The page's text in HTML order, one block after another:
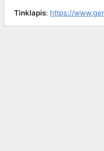
Tinklapis: https://